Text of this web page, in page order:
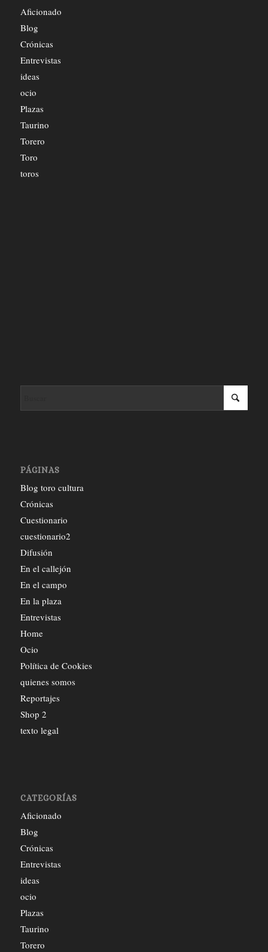
Aficionado
Blog
Crónicas
Entrevistas
ideas
ocio
Plazas
Taurino
Torero
Toro
toros
PÁGINAS
Blog toro cultura
Crónicas
Cuestionario
cuestionario2
Difusión
En el callejón
En el campo
En la plaza
Entrevistas
Home
Ocio
Política de Cookies
quienes somos
Reportajes
Shop 2
texto legal
CATEGORÍAS
Aficionado
Blog
Crónicas
Entrevistas
ideas
ocio
Plazas
Taurino
Torero